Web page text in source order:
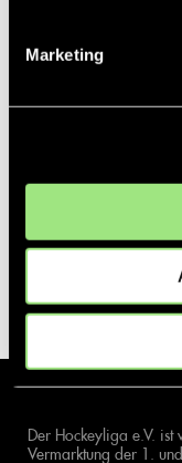
Marketing
Der Hockeyliga e.V.
Vermarktung der 1.